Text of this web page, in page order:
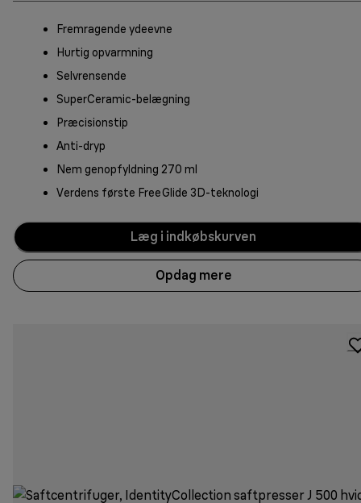
Fremragende ydeevne
Hurtig opvarmning
Selvrensende
SuperCeramic-belægning
Præcisionstip
Anti-dryp
Nem genopfyldning 270 ml
Verdens første FreeGlide 3D-teknologi
Læg i indkøbskurven
Opdag mere